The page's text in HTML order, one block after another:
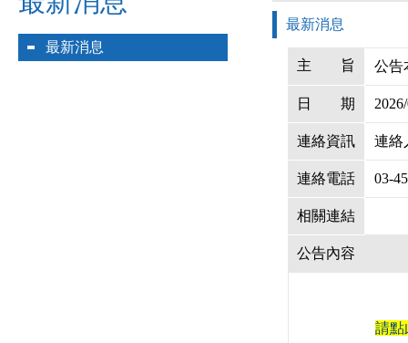
最新消息
最新消息
主 旨 公告
日 期
連絡資訊 連絡
連絡電話 03-
相關連結
公告內容
請點